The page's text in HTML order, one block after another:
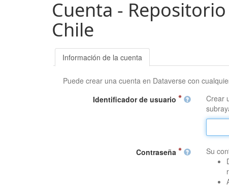
Cuenta -
Chile
Información de la cuenta
Puede crear una cuenta en Dataverse con
Identificador de usuario
Crear
Contraseña
Su